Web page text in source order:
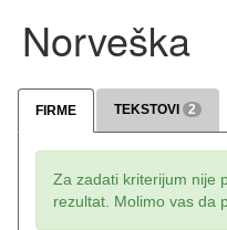
Norveška
FIRME TEKSTOVI 2
Za zadati kriterijum nije
rezultat. Molimo vas da